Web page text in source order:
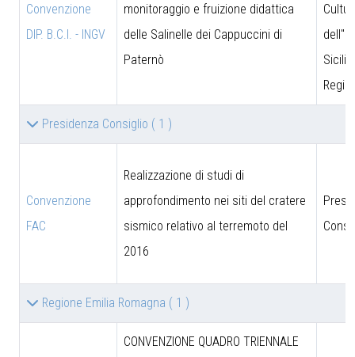
Convenzione
DIP. B.C.I. - INGV
monitoraggio e fruizione didattica
delle Salinelle dei Cappuccini di
Paternò
Presidenza Consiglio ( 1 )
Convenzione
FAC
Realizzazione di studi di
approfondimento nei siti del cratere
sismico relativo al terremoto del
2016
Regione Emilia Romagna ( 1 )
CONVENZIONE QUADRO TRIENNALE